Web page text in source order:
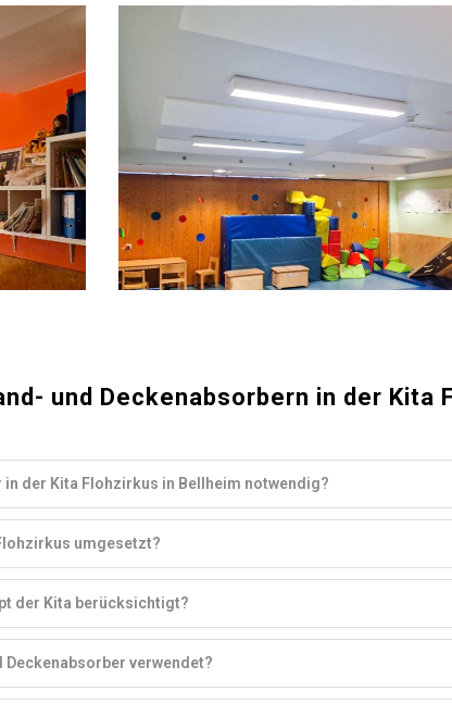
und Deckenabsorbern in der Kita
der Kita Flohzirkus in Bellheim notwendig?
umgesetzt?
der Kita berücksichtigt?
Deckenabsorber verwendet?